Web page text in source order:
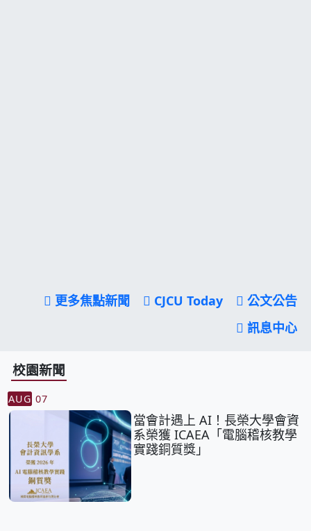
更多焦點新聞 CJCU Today
公文公告
訊息中心
校園新聞
AUG 07
當會計遇上 AI！長榮大學會資
系榮獲 ICAEA「電腦稽核教學
實踐銅質獎」